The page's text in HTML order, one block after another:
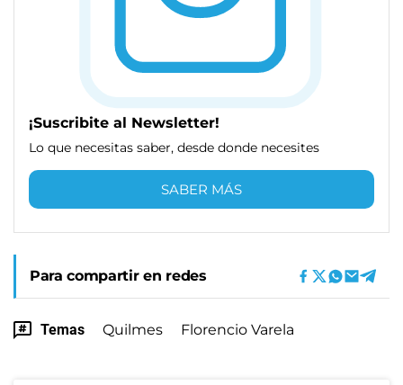
¡Suscribite al Newsletter!
Lo que necesitas saber, desde donde necesites
SABER MÁS
Para compartir en redes
Temas Quilmes Florencio Varela